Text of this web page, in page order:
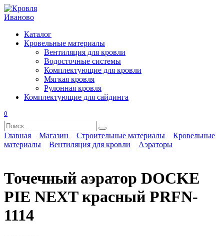
Перейти
к
Каталог
Кровельные материалы
Вентиляция для кровли
Водосточные системы
Комплектующие для кровли
Мягкая кровля
Рулонная кровля
Комплектующие для сайдинга
0
Search
for:
Главная Магазин Строительные материалы
Кровельные
материалы
Вентиляция для кровли Аэраторы
Точечный аэратор DOCKE
PIE NEXT красный PRFN-
1114